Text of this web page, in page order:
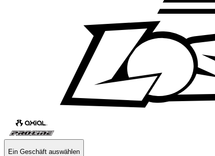
Ein Geschäft auswählen